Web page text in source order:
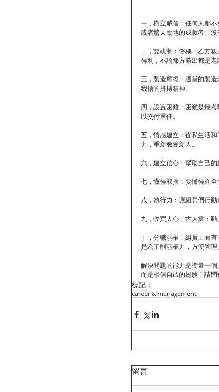
一，樹立威信：任何人都
或者驚天動地的成就者。沒
二，雙軌制：俗稱：乙方
得利，不論那方勝出都是老
三，製造摩擦：適當的製
我搶的拼搏精神。
四，設置困難：困難是最
以交付重任。
五，情感建立：從私生活
力，重新教養新人。
六，建立信心：幫助自己的
七，懂得取捨：要懂得顧全
八，執行力：讓組員們行
九，收買人心：古人雲：
十，分職弱權：組員上面
是為了削弱權力，方便管理。
解決問題的能力是衡量一
而是相信自己的翅膀！請問
標記：
career & management
留言